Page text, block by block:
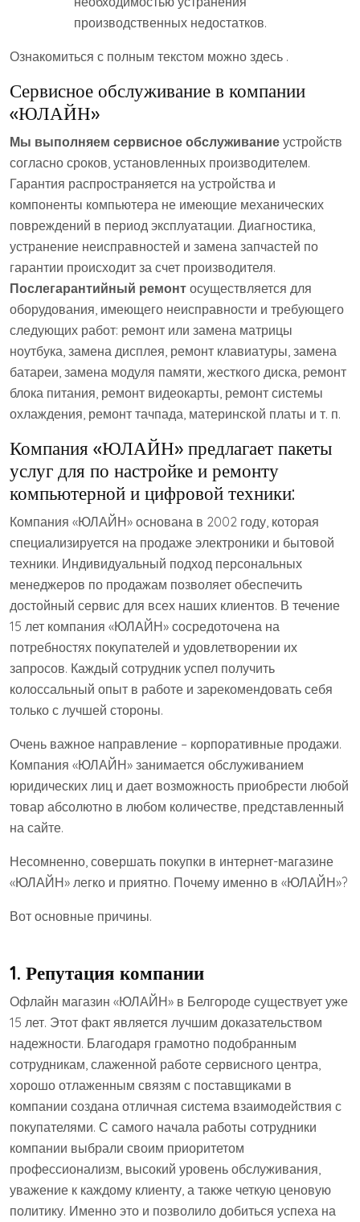
производственных недостатков.
Ознакомиться с полным текстом можно здесь .
Сервисное обслуживание в компании
«ЮЛАЙН»
Мы выполняем сервисное обслуживание устройств
согласно сроков, установленных производителем.
Гарантия распространяется на устройства и
компоненты компьютера не имеющие механических
повреждений в период эксплуатации. Диагностика,
устранение неисправностей и замена запчастей по
гарантии происходит за счет производителя.
Послегарантийный ремонт осуществляется для
оборудования, имеющего неисправности и требующего
следующих работ: ремонт или замена матрицы
ноутбука, замена дисплея, ремонт клавиатуры, замена
батареи, замена модуля памяти, жесткого диска, ремонт
блока питания, ремонт видеокарты, ремонт системы
охлаждения, ремонт тачпада, материнской платы и т. п.
Компания «ЮЛАЙН» предлагает пакеты
услуг для по настройке и ремонту
компьютерной и цифровой техники:
Компания «ЮЛАЙН» основана в 2002 году, которая
специализируется на продаже электроники и бытовой
техники. Индивидуальный подход персональных
менеджеров по продажам позволяет обеспечить
достойный сервис для всех наших клиентов. В течение
15 лет компания «ЮЛАЙН» сосредоточена на
потребностях покупателей и удовлетворении их
запросов. Каждый сотрудник успел получить
колоссальный опыт в работе и зарекомендовать себя
только с лучшей стороны.
Очень важное направление – корпоративные продажи.
Компания «ЮЛАЙН» занимается обслуживанием
юридических лиц и дает возможность приобрести любой
товар абсолютно в любом количестве, представленный
на сайте.
Несомненно, совершать покупки в интернет-магазине
«ЮЛАЙН» легко и приятно. Почему именно в «ЮЛАЙН»?
Вот основные причины.
1. Репутация компании
Офлайн магазин «ЮЛАЙН» в Белгороде существует уже
15 лет. Этот факт является лучшим доказательством
надежности. Благодаря грамотно подобранным
сотрудникам, слаженной работе сервисного центра,
хорошо отлаженным связям с поставщиками в
компании создана отличная система взаимодействия с
покупателями. С самого начала работы сотрудники
компании выбрали своим приоритетом
профессионализм, высокий уровень обслуживания,
уважение к каждому клиенту, а также четкую ценовую
политику. Именно это и позволило добиться успеха на